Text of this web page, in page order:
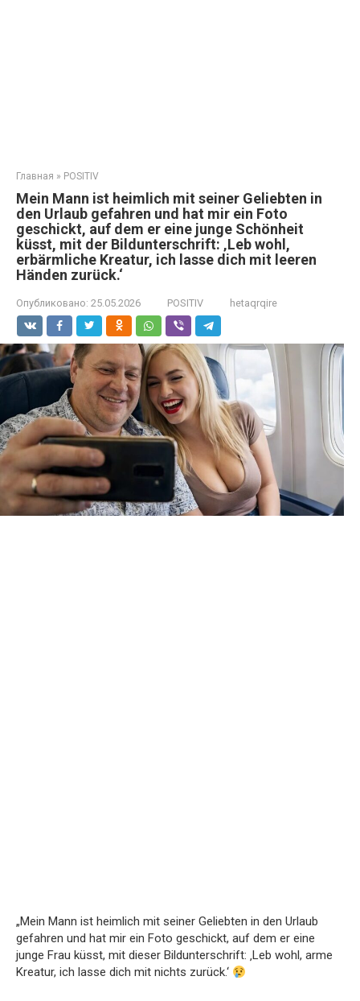
Главная » POSITIV
Mein Mann ist heimlich mit seiner Geliebten in
den Urlaub gefahren und hat mir ein Foto
geschickt, auf dem er eine junge Schönheit
küsst, mit der Bildunterschrift: ‚Leb wohl,
erbärmliche Kreatur, ich lasse dich mit leeren
Händen zurück.‘
Опубликовано: 25.05.2026 POSITIV hetaqrqire
„Mein Mann ist heimlich mit seiner Geliebten in den Urlaub
gefahren und hat mir ein Foto geschickt, auf dem er eine
junge Frau küsst, mit dieser Bildunterschrift: ‚Leb wohl, arme
Kreatur, ich lasse dich mit nichts zurück.‘